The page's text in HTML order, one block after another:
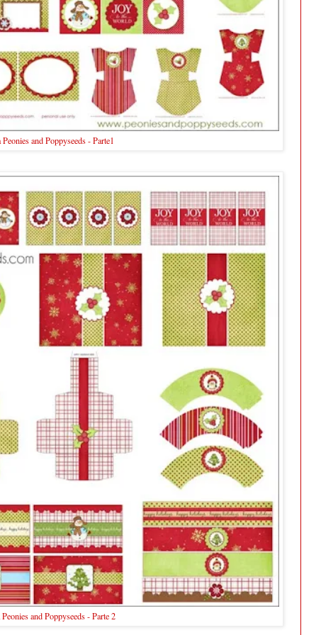
Peonies and Poppyseeds - Parte1
and Poppyseeds - Parte 2